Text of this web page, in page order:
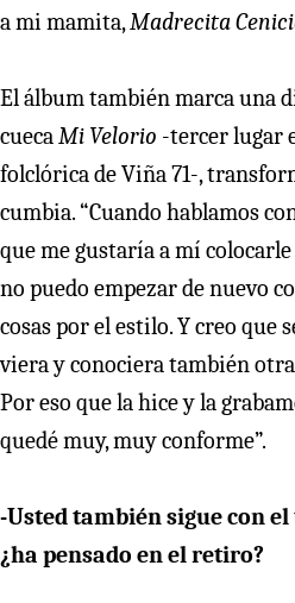
a mi mamita,Madrecita
El álbum también marca una
cuecaMi Velorio -tercer lugar
folclórica de Viña 71-,
cumbia. “Cuando hablamos
que me gustaría a mí
no puedo empezar de nuevo
cosas por el estilo. Y creo que
viera y conociera también
Por eso que la hice y la
quedé muy, muy conforme”.
-Usted también sigue con
¿ha pensado en el retiro?